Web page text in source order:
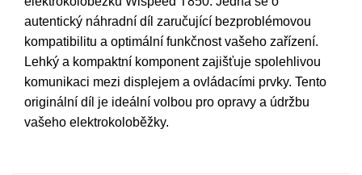
autentický náhradní díl zaručující bezproblémovou
kompatibilitu a optimální funkčnost vašeho zařízení.
Lehký a kompaktní komponent zajišťuje spolehlivou
komunikaci mezi displejem a ovládacími prvky. Tento
originální díl je ideální volbou pro opravy a údržbu
vašeho elektrokoloběžky.